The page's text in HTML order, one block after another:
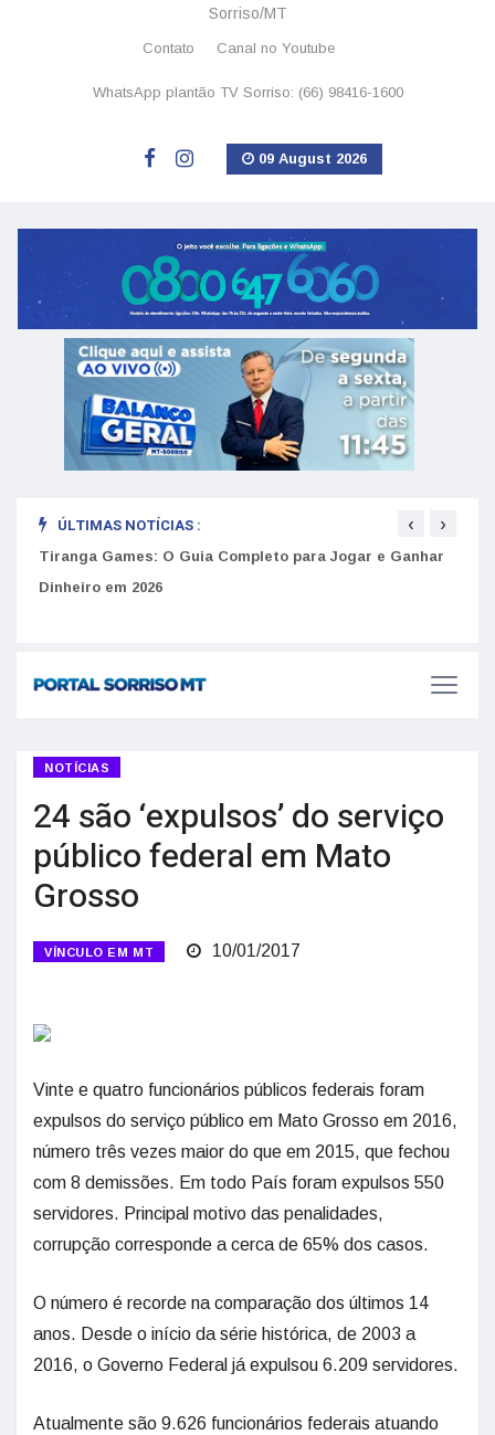
Sorriso/MT
Contato Canal no Youtube
WhatsApp plantão TV Sorriso: (66) 98416-1600
09 August 2026
ÚLTIMAS NOTÍCIAS :
Tiranga Games: O Guia Completo para Jogar e Ganhar
anúncios falsos de moradia na internet
‹ ›
NOTÍCIAS
24 são ‘expulsos’ do serviço
público federal em Mato
Grosso
VÍNCULO EM MT 10/01/2017
Vinte e quatro funcionários públicos federais foram
expulsos do serviço público em Mato Grosso em 2016,
número três vezes maior do que em 2015, que fechou
com 8 demissões. Em todo País foram expulsos 550
servidores. Principal motivo das penalidades,
corrupção corresponde a cerca de 65% dos casos.
O número é recorde na comparação dos últimos 14
anos. Desde o início da série histórica, de 2003 a
2016, o Governo Federal já expulsou 6.209 servidores.
Atualmente são 9.626 funcionários federais atuando